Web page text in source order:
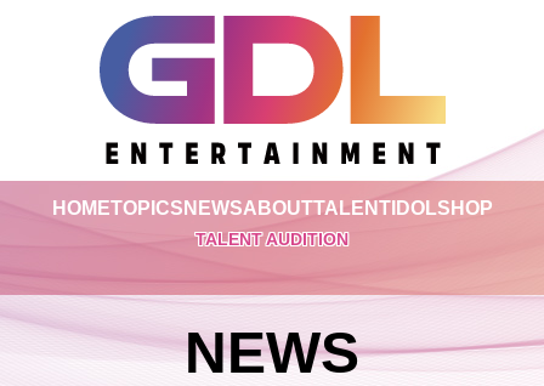
HOMETOPICS NEWSABOUTTALENTIDOLSHOP
TALENT AUDITION
NEWS